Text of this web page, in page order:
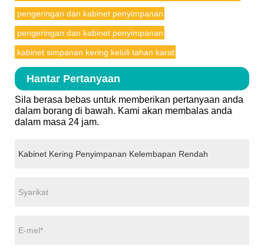
pengeringan dan kabinet penyimpanan
pengeringan dan kabinet penyimpanan
kabinet simpanan kering keluli tahan karat
Hantar Pertanyaan
Sila berasa bebas untuk memberikan pertanyaan anda
dalam borang di bawah. Kami akan membalas anda
dalam masa 24 jam.